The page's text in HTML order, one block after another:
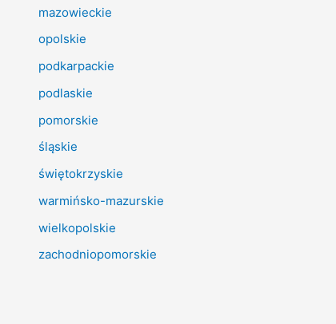
mazowieckie
opolskie
podkarpackie
podlaskie
pomorskie
śląskie
świętokrzyskie
warmińsko-mazurskie
wielkopolskie
zachodniopomorskie